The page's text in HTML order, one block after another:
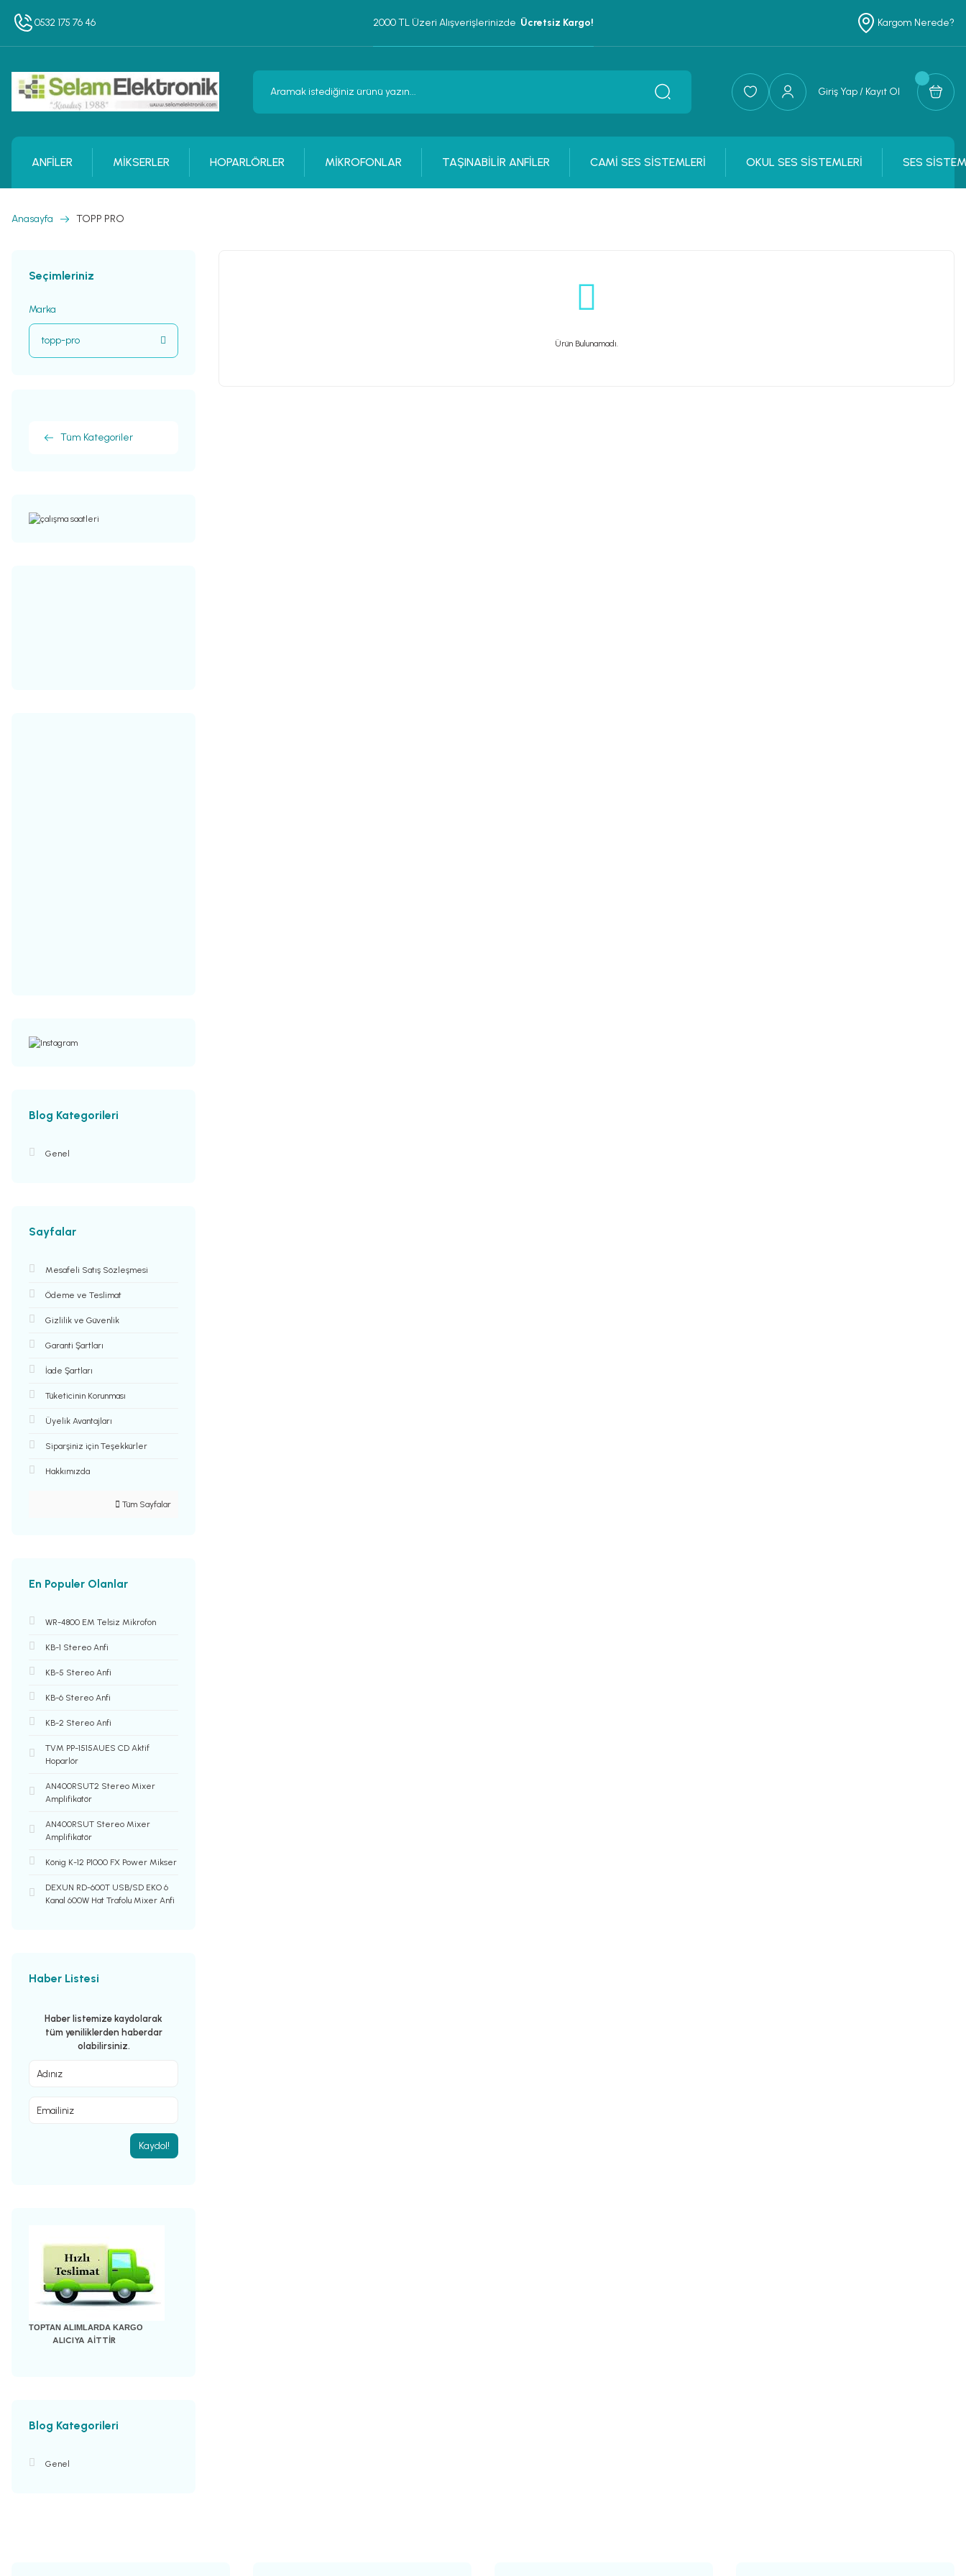
0532 175 76 46 2000 TL Üzeri Alışverişlerinizde Ücretsiz Kargo! Kargom Nerede?
Giriş Yap / Kayıt Ol
ANFİLER MİKSERLER HOPARLÖRLER MİKROFONLAR TAŞINABİLİR ANFİLER CAMİ SES SİSTEMLERİ OKUL SES SİSTEMLERİ SES
Anasayfa TOPP PRO
Seçimleriniz
Marka
topp-pro
Tüm Kategoriler
Blog Kategorileri
Genel
Sayfalar
Mesafeli Satış Sözleşmesi
Ödeme ve Teslimat
Gizlilik ve Güvenlik
Garanti Şartları
İade Şartları
Tüketicinin Korunması
Üyelik Avantajları
Siparşiniz için Teşekkürler
Hakkımızda
Tüm Sayfalar
En Populer Olanlar
WR-4800 EM Telsiz Mikrofon
KB-1 Stereo Anfi
KB-5 Stereo Anfi
KB-6 Stereo Anfi
KB-2 Stereo Anfi
TVM PP-1515AUES CD Aktif
Hoparlör
AN400RSUT2 Stereo Mixer
Amplifikatör
AN400RSUT Stereo Mixer
Amplifikatör
König K-12 P1000 FX Power Mikser
DEXUN RD-600T USB/SD EKO 6
Kanal 600W Hat Trafolu Mixer Anfi
Haber Listesi
Haber listemize kaydolarak
tüm yeniliklerden haberdar
olabilirsiniz.
Kaydol!
TOPTAN ALIMLARDA KARGO
ALICIYA AİTTİR
Blog Kategorileri
Genel
Ürün Bulunamadı.